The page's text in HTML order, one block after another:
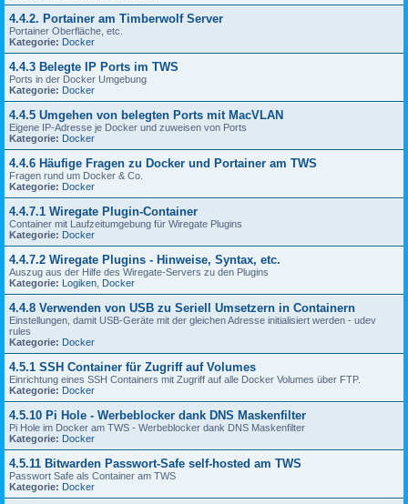
4.4.2. Portainer am Timberwolf Server
Portainer Oberfläche, etc.
Kategorie: Docker
4.4.3 Belegte IP Ports im TWS
Ports in der Docker Umgebung
Kategorie: Docker
4.4.5 Umgehen von belegten Ports mit MacVLAN
Eigene IP-Adresse je Docker und zuweisen von Ports
Kategorie: Docker
4.4.6 Häufige Fragen zu Docker und Portainer am TWS
Fragen rund um Docker & Co.
Kategorie: Docker
4.4.7.1 Wiregate Plugin-Container
Container mit Laufzeitumgebung für Wiregate Plugins
Kategorie: Docker
4.4.7.2 Wiregate Plugins - Hinweise, Syntax, etc.
Auszug aus der Hilfe des Wiregate-Servers zu den Plugins
Kategorie: Logiken Docker
4.4.8 Verwenden von USB zu Seriell Umsetzern in Containern
Einstellungen, damit USB-Geräte mit der gleichen Adresse initialisiert werden - udev
rules
Kategorie: Docker
4.5.1 SSH Container für Zugriff auf Volumes
Einrichtung eines SSH Containers mit Zugriff auf alle Docker Volumes über FTP.
Kategorie: Docker
4.5.10 Pi Hole - Werbeblocker dank DNS Maskenfilter
Pi Hole im Docker am TWS - Werbeblocker dank DNS Maskenfilter
Kategorie: Docker
4.5.11 Bitwarden Passwort-Safe self-hosted am TWS
Passwort Safe als Container am TWS
Kategorie: Docker